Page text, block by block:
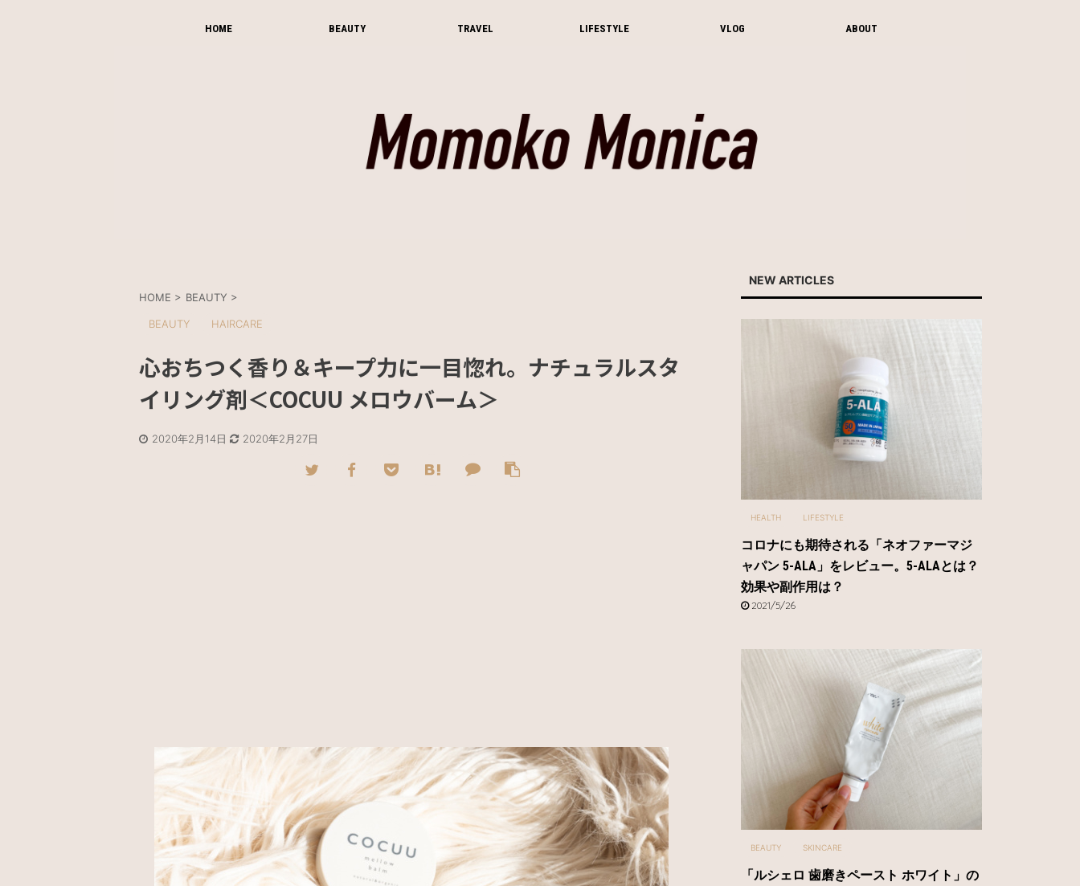
HOME BEAUTY TRAVEL LIFESTYLE VLOG ABOUT
HOME > BEAUTY >
BEAUTY HAIRCARE
心おちつく香り＆キープ力に一目惚れ。ナチュラルスタ
イリング剤＜COCUU メロウバーム＞
2020年2月14日 2020年2月27日
NEW ARTICLES
HEALTH LIFESTYLE
コロナにも期待される「ネオファーマジ
ャパン 5-ALA」をレビュー。5-ALAとは？
効果や副作用は？
2021/5/26
BEAUTY SKINCARE
「ルシェロ 歯磨きペースト ホワイト」の